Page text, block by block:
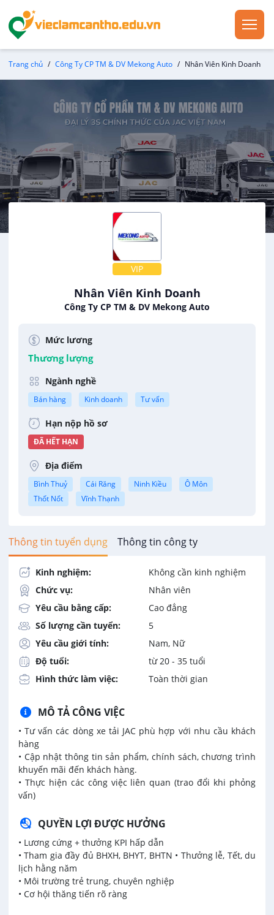
Trang chủ Công Ty CP TM & DV Mekong Auto Nhân Viên Kinh Doanh
VIP
Nhân Viên Kinh Doanh
Công Ty CP TM & DV Mekong Auto
Mức lương
Thương lượng
Ngành nghề
Bán hàng Kinh doanh Tư vấn
Hạn nộp hồ sơ
ĐÃ HẾT HẠN
Địa điểm
Bình Thuỷ Cái Răng Ninh Kiều
Ô Môn
Thốt Nốt
Vĩnh Thạnh
Thông tin tuyển dụng Thông tin công ty
Kinh nghiệm:
Không cần kinh nghiệm
Chức vụ:
Nhân viên
Yêu cầu bằng cấp:
Cao đẳng
Số lượng cần tuyển:
5
Yêu cầu giới tính:
Nam, Nữ
Độ tuổi:
từ 20 - 35 tuổi
Hình thức làm việc:
Toàn thời gian
MÔ TẢ CÔNG VIỆC
• Tư vấn các dòng xe tải JAC phù hợp với nhu cầu khách
hàng
• Cập nhật thông tin sản phẩm, chính sách, chương trình
khuyến mãi đến khách hàng.
• Thực hiện các công việc liên quan (trao đổi khi phỏng
vấn)
QUYỀN LỢI ĐƯỢC HƯỞNG
• Lương cứng + thưởng KPI hấp dẫn
• Tham gia đầy đủ BHXH, BHYT, BHTN • Thưởng lễ, Tết, du
lịch hằng năm
• Môi trường trẻ trung, chuyên nghiệp
• Cơ hội thăng tiến rõ ràng